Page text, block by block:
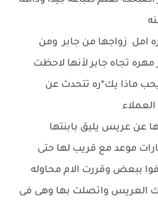
امل زواجها من جابر ومن
تجاه جابر لأنها لاحظت
يحب ماذا يك*ره تتحدث عن
عن عريس يليق بابنتها
موعد مع قريب لها حتى
ببعض وقررت الام محاوله
ذلك العريس واتصلت بها وهى فى